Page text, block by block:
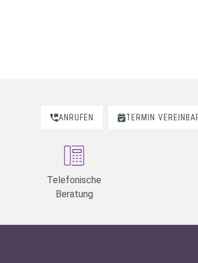
ANRUFEN TERMIN
Telefonische
Beratung